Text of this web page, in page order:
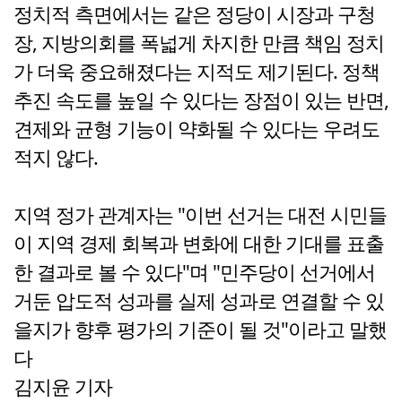
정치적 측면에서는 같은 정당이 시장과 구청
장, 지방의회를 폭넓게 차지한 만큼 책임 정치
가 더욱 중요해졌다는 지적도 제기된다. 정책
추진 속도를 높일 수 있다는 장점이 있는 반면,
견제와 균형 기능이 약화될 수 있다는 우려도
적지 않다.
지역 정가 관계자는 "이번 선거는 대전 시민들
이 지역 경제 회복과 변화에 대한 기대를 표출
한 결과로 볼 수 있다"며 "민주당이 선거에서
거둔 압도적 성과를 실제 성과로 연결할 수 있
을지가 향후 평가의 기준이 될 것"이라고 말했
다
김지윤 기자